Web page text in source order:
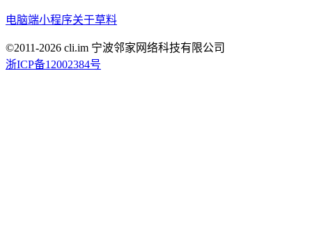
电脑端小程序关于草料
©2011-2026 cli.im 宁波邻家网络科技有限公司
浙ICP备12002384号